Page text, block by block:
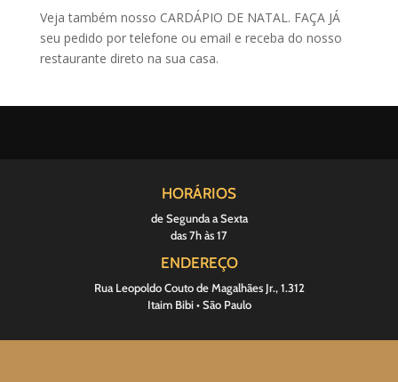
Veja também nosso CARDÁPIO DE NATAL. FAÇA JÁ
seu pedido por telefone ou email e receba do nosso
restaurante direto na sua casa.
HORÁRIOS
de Segunda a Sexta
das 7h às 17
ENDEREÇO
Rua Leopoldo Couto de Magalhães Jr., 1.312
Itaim Bibi • São Paulo